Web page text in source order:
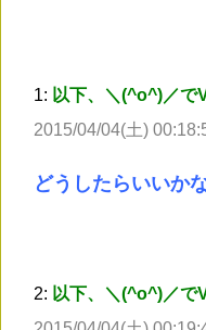
1: 以下、＼(^o^)／で
2015/04/04(土)
どうしたらいいか
2: 以下、＼(^o^)／で